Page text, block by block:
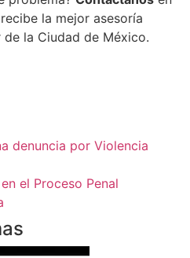
la mejor asesoría
la Ciudad de México.
denuncia por Violencia
el Proceso Penal